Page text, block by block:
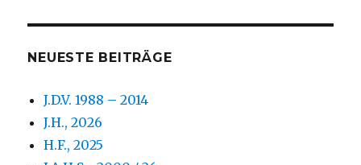
NEUESTE BEITRÄGE
J.D.V. 1988 – 2014
J.H., 2026
H.F., 2025